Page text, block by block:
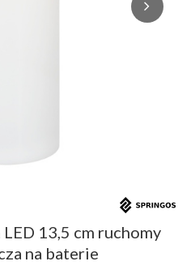
13,5 cm ruchomy
na baterie